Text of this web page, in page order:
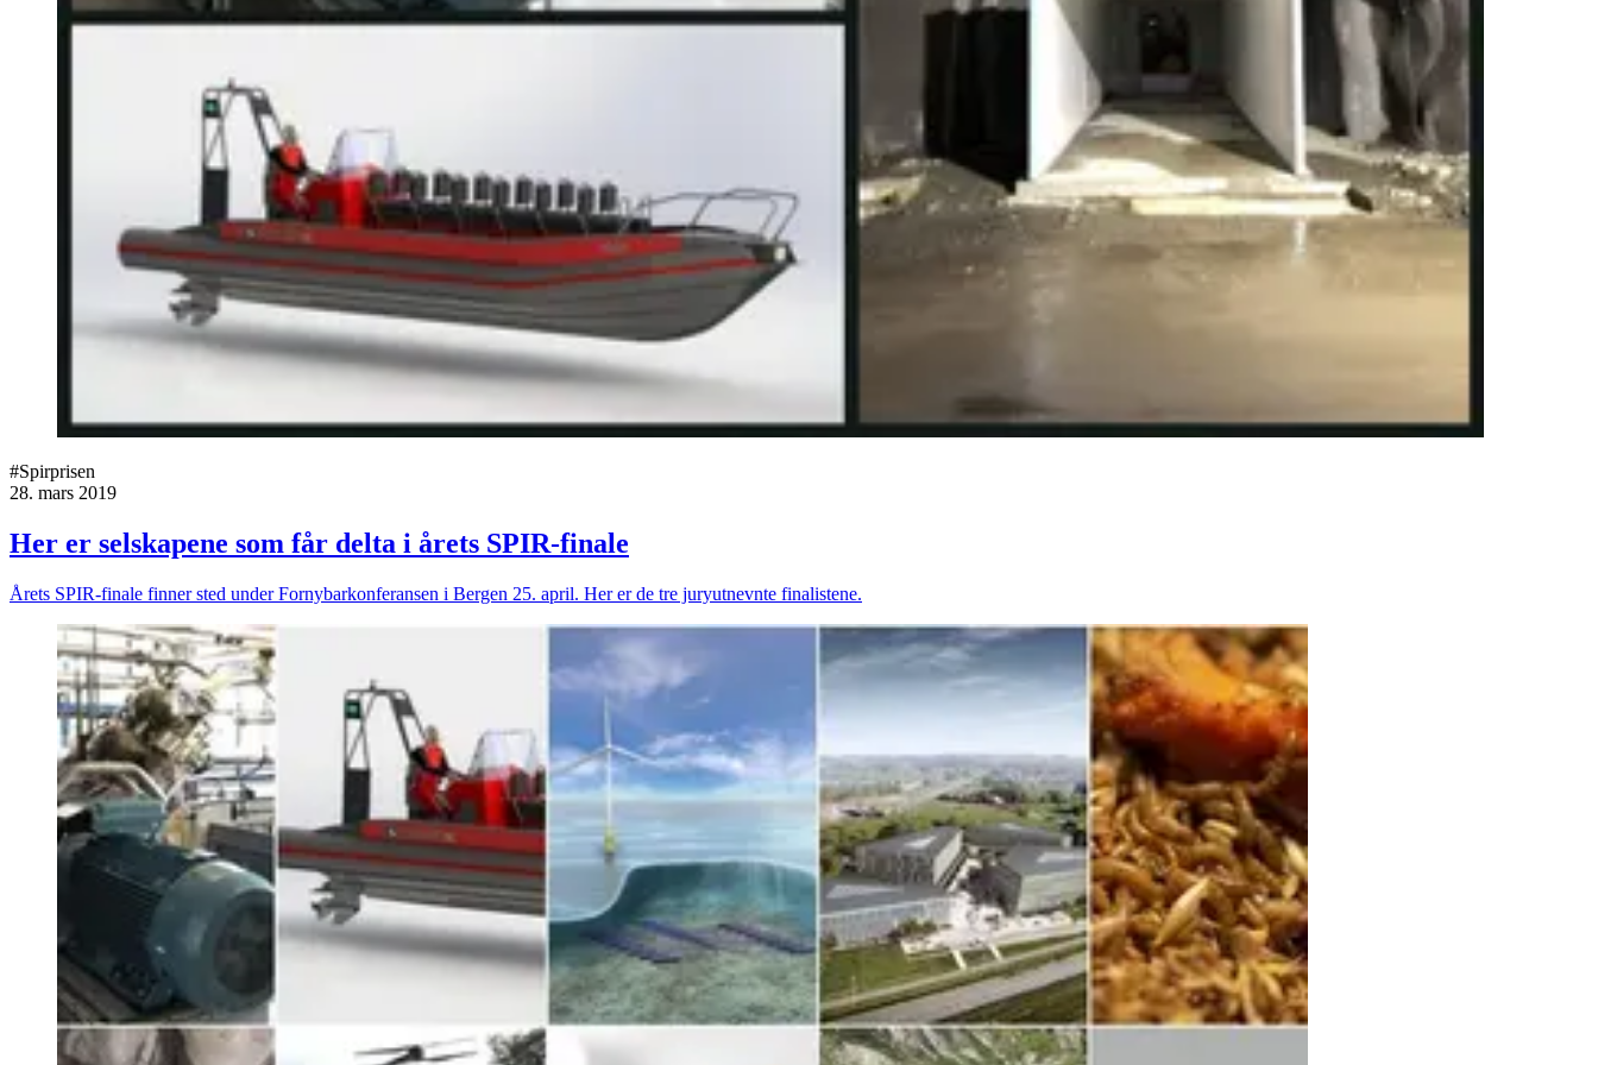
#Spirprisen
28. mars 2019
Her er selskapene som får delta i årets SPIR-finale
Årets SPIR-finale finner sted under Fornybarkonferansen i Bergen 25. april. Her er de tre juryutnevnte finalistene.